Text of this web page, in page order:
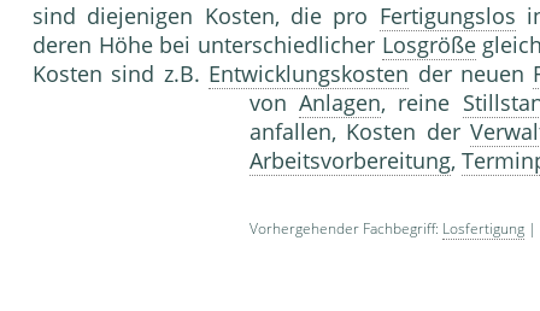
sind diejenigen Kosten, die pro Fertigungslos
deren Höhe bei unterschiedlicher Losgröße
Kosten sind z.B. Entwicklungskosten der neuen
vonAnlagen, reine
anfallen, Kosten der
Arbeitsvorbereitung,
Vorhergehender Fachbegriff: Losfertigung |